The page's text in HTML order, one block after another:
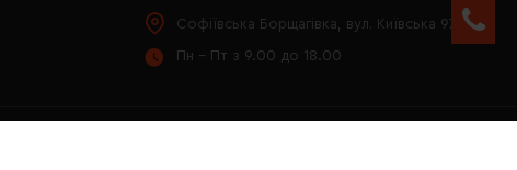
Софіївська Борщагівка, вул. Київська 97
Пн - Пт з 9.00 до 18.00